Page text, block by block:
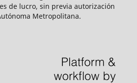
de lucro, sin previa autorización
Metropolitana.